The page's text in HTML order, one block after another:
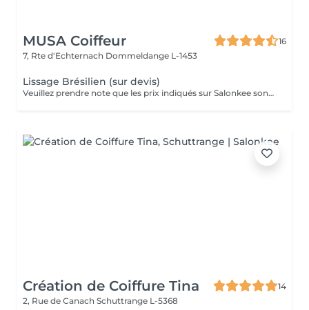
MUSA Coiffeur
16
7, Rte d'Echternach Dommeldange L-1453
Lissage Brésilien (sur devis)
Veuillez prendre note que les prix indiqués sur Salonkee sont communiqués à titre informatif et s'entendent de base. Ces derniers sont susceptibles de varier selon le diagnostic réalisé à votre arrivée au salon et l'expertise du professionnel à qui vous confiez votre beauté. Dans tous les cas, un devis précis vous sera proposé et toutes réalisations de prestations seront effectuées avec votre accord. Un grand merci d'avance pour votre compréhension. Au plaisir de vous recevoir très vite.
Création de Coiffure Tina
14
2, Rue de Canach Schuttrange L-5368